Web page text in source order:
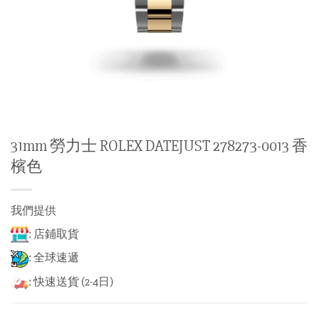
31mm 勞力士 ROLEX DATEJUST 278273-0013 香
檳色
我們提供
: 店鋪取貨
: 全球速遞
: 快速送貨 (2-4日)